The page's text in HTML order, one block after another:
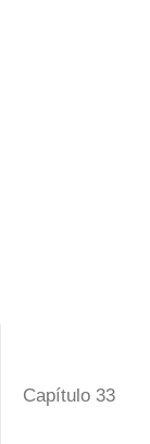
Capítulo 33